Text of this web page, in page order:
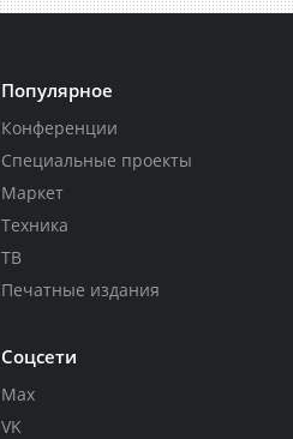
Популярное
Конференции
Специальные проекты
Маркет
Техника
ТВ
Печатные издания
Соцсети
Max
VK